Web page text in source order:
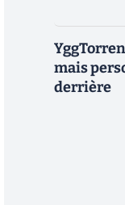
mais
derrière